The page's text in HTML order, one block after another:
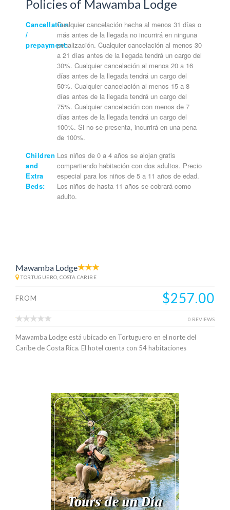
Policies of Mawamba Lodge
Cancellation
/
prepayment:
Cualquier cancelación hecha al menos 31 días o
más antes de la llegada no incurrirá en ninguna
penalización. Cualquier cancelación al menos 30
a 21 días antes de la llegada tendrá un cargo del
30%. Cualquier cancelación al menos 20 a 16
días antes de la llegada tendrá un cargo del
50%. Cualquier cancelación al menos 15 a 8
días antes de la llegada tendrá un cargo del
75%. Cualquier cancelación con menos de 7
días antes de la llegada tendrá un cargo del
100%. Si no se presenta, incurrirá en una pena
de 100%.
Children
and
Extra
Beds:
Los niños de 0 a 4 años se alojan gratis
compartiendo habitación con dos adultos. Precio
especial para los niños de 5 a 11 años de edad.
Los niños de hasta 11 años se cobrará como
adulto.
Mawamba Lodge
TORTUGUERO, COSTA CARIBE
FROM $257.00
0 REVIEWS
Mawamba Lodge está ubicado en Tortuguero en el norte del
Caribe de Costa Rica. El hotel cuenta con 54 habitaciones